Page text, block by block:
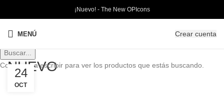
¡Nuevo! - The New OPIcons
MENÚ Crear cuenta
NUEVO
24
OCT
Buscar...
Comienza a escribir para ver los productos que estás buscando.